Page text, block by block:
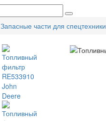
Запасные части для спецтехники